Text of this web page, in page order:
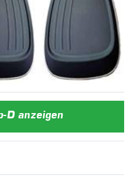
D anzeigen